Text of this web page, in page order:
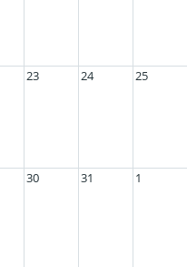
23 24 25
30 31 1